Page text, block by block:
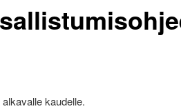
kaudelle.